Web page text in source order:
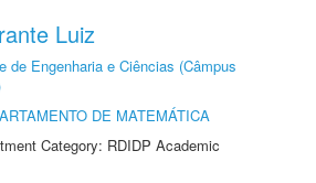
Luiz
de Engenharia e Ciências (Câmpus
DE MATEMÁTICA
Category: RDIDP Academic